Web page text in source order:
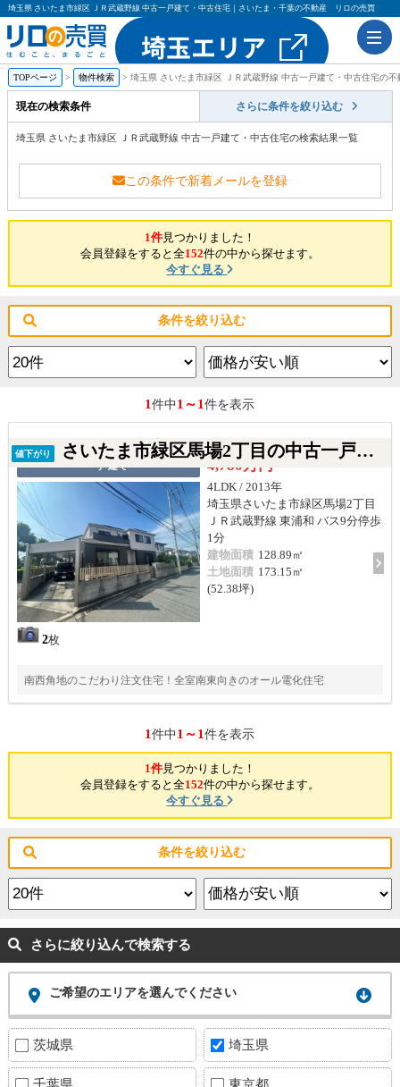
埼玉県 さいたま市緑区 ＪＲ武蔵野線 中古一戸建て・中古住宅｜さいたま・千葉の不動産 リロの売買
TOPページ 物件検索 埼玉県 さいたま市緑区 ＪＲ武蔵野線 中古一戸建て・中古住宅の不
現在の検索条件 さらに条件を絞り込む
埼玉県 さいたま市緑区 ＪＲ武蔵野線 中古一戸建て・中古住宅の検索結果一覧
この条件で新着メールを登録
1件見つかりました！
会員登録をすると全152件の中から探せます。
今すぐ見る
条件を絞り込む
1件中 1～1件を表示
値下がり さいたま市緑区馬場2丁目の中古一戸建て
一戸建て
2枚
4,780万円
4LDK / 2013年
埼玉県さいたま市緑区馬場2丁目
ＪＲ武蔵野線 東浦和 バス9分停歩
1分
建物面積 128.89㎡
土地面積 173.15㎡
(52.38坪)
南西角地のこだわり注文住宅！全室南東向きのオール電化住宅
1件中 1～1件を表示
1件見つかりました！
会員登録をすると全152件の中から探せます。
今すぐ見る
条件を絞り込む
さらに絞り込んで検索する
ご希望のエリアを選んでください
茨城県 埼玉県